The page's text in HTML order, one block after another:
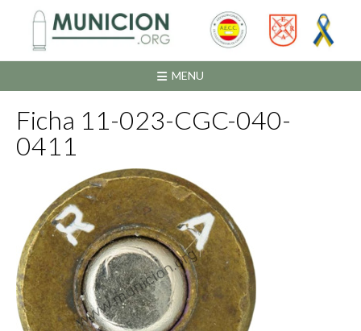
contenido
MENU
Ficha 11-023-CGC-040-
0411